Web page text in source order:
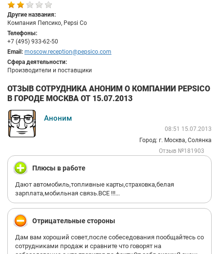
Другие названия:
Компания Пепсико, Pepsi Co
Телефоны:
+7 (495) 933-62-50
Email: moscow.reception@pepsico.com
Сфера деятельности:
Производители и поставщики
ОТЗЫВ СОТРУДНИКА АНОНИМ О КОМПАНИИ PEPSICO
В ГОРОДЕ МОСКВА ОТ 15.07.2013
Аноним
08:51 15.07.2013
Город: г. Москва, Солянка
Отзыв №181903
Плюсы в работе
Дают автомобиль,топливные карты,страховка,белая
зарплата,мобильная связь.ВСЕ !!!...
Отрицательные стороны
Дам вам хороший совет,после собеседования пообщайтесь со
сотрудниками продаж и сравните что говорят на